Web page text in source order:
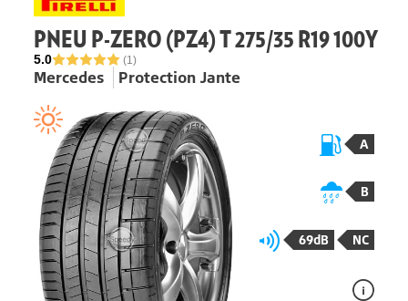
PNEU P-ZERO (PZ4) T 275/35 R19 100Y
5.0 (1)
Mercedes Protection Jante
A
B
69dB NC